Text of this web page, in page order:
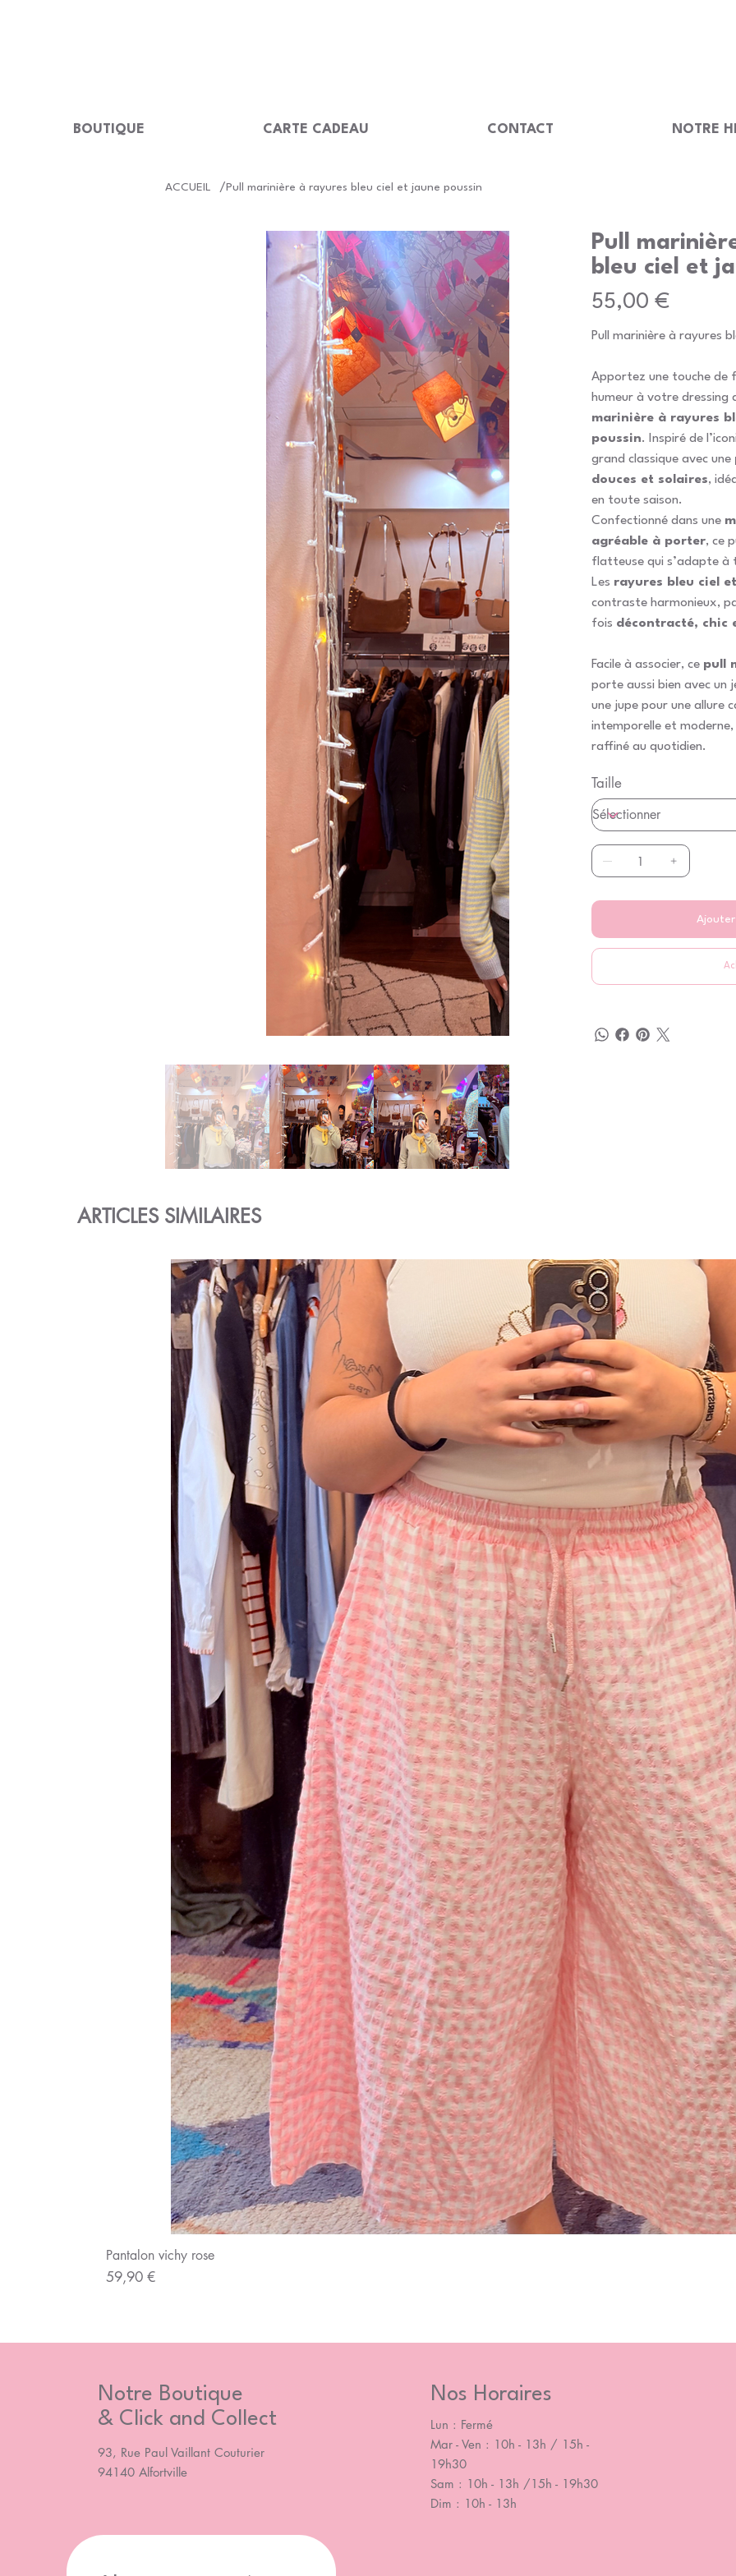
BOUTIQUE CARTE CADEAU CONTACT NOTRE
ACCUEIL /Pull marinière à rayures bleu ciel et jaune poussin
Pull
bleu ciel et
Prix
55,00 €
Pull marinière à rayures
Apportez une touche de
humeur à votre dressing
marinière à rayures
poussin. Inspiré de
grand classique avec une
douces et solaires,
en toute saison.
Confectionné dans une
agréable à porter, ce
flatteuse qui s’adapte à
Les rayures bleu ciel
contraste harmonieux,
fois décontracté, chic
Facile à associer, ce pull
porte aussi bien avec un
une jupe pour une allure
intemporelle et
raffiné au quotidien.
Taille
ARTICLES SIMILAIRES
Pantalon vichy rose
Prix
59,90 €
Notre Boutique
& Click and Collect
93, Rue Paul Vaillant Couturier
94140 Alfortville
Nos Horaires
Lun : Fermé
Mar - Ven : 10h - 13h / 15h -
19h30
Sam : 10h - 13h /15h - 19h30
Dim : 10h - 13h